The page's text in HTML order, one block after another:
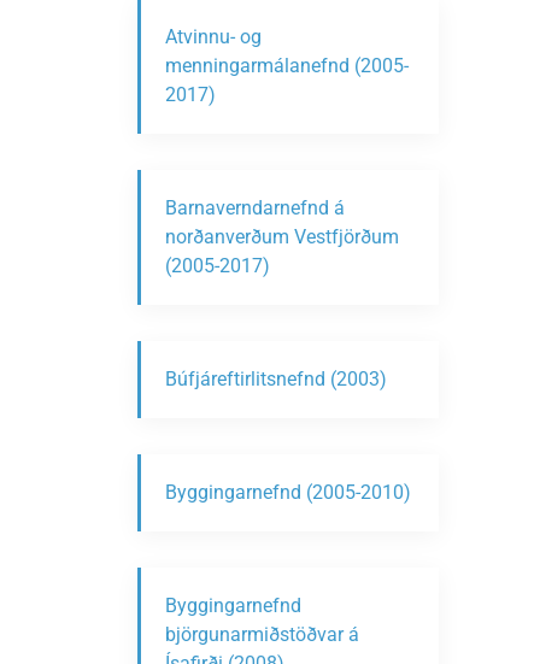
Atvinnu- og
menningarmálanefnd (2005-
2017)
Barnaverndarnefnd á
norðanverðum Vestfjörðum
(2005-2017)
Búfjáreftirlitsnefnd (2003)
Byggingarnefnd (2005-2010)
Byggingarnefnd
björgunarmiðstöðvar á